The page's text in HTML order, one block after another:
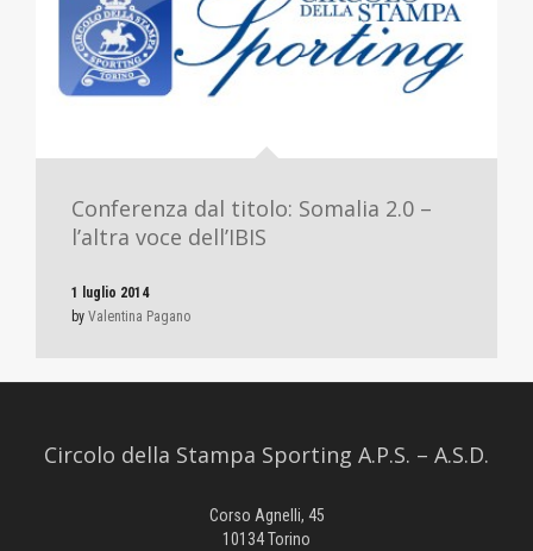
Conferenza dal titolo: Somalia 2.0 –
l’altra voce dell’IBIS
1 luglio 2014
by Valentina Pagano
Circolo della Stampa Sporting A.P.S. – A.S.D.
Corso Agnelli, 45
10134 Torino